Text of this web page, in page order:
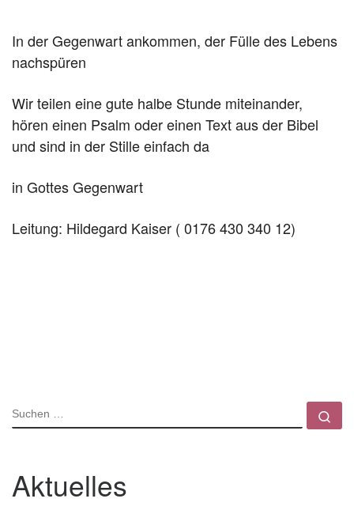
In der Gegenwart ankommen, der Fülle des Lebens
nachspüren
Wir teilen eine gute halbe Stunde miteinander,
hören einen Psalm oder einen Text aus der Bibel
und sind in der Stille einfach da
in Gottes Gegenwart
Leitung: Hildegard Kaiser ( 0176 430 340 12)
SUCHE
Aktuelles